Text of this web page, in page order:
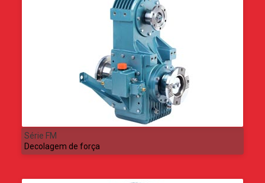
Série FM
Decolagem de força